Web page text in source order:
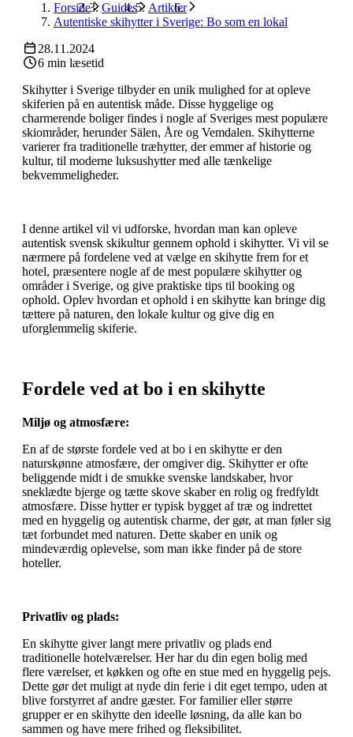
Forside Guides
Artikler
Autentiske skihytter i Sverige: Bo som en lokal
28.11.2024
6 min læsetid
Skihytter i Sverige tilbyder en unik mulighed for at opleve
skiferien på en autentisk måde. Disse hyggelige og
charmerende boliger findes i nogle af Sveriges mest populære
skiområder, herunder Sälen, Åre og Vemdalen. Skihytterne
varierer fra traditionelle træhytter, der emmer af historie og
kultur, til moderne luksushytter med alle tænkelige
bekvemmeligheder.
I denne artikel vil vi udforske, hvordan man kan opleve
autentisk svensk skikultur gennem ophold i skihytter. Vi vil se
nærmere på fordelene ved at vælge en skihytte frem for et
hotel, præsentere nogle af de mest populære skihytter og
områder i Sverige, og give praktiske tips til booking og
ophold. Oplev hvordan et ophold i en skihytte kan bringe dig
tættere på naturen, den lokale kultur og give dig en
uforglemmelig skiferie.
Fordele ved at bo i en skihytte
Miljø og atmosfære:
En af de største fordele ved at bo i en skihytte er den
naturskønne atmosfære, der omgiver dig. Skihytter er ofte
beliggende midt i de smukke svenske landskaber, hvor
sneklædte bjerge og tætte skove skaber en rolig og fredfyldt
atmosfære. Disse hytter er typisk bygget af træ og indrettet
med en hyggelig og autentisk charme, der gør, at man føler sig
tæt forbundet med naturen. Dette skaber en unik og
mindeværdig oplevelse, som man ikke finder på de store
hoteller.
Privatliv og plads:
En skihytte giver langt mere privatliv og plads end
traditionelle hotelværelser. Her har du din egen bolig med
flere værelser, et køkken og ofte en stue med en hyggelig pejs.
Dette gør det muligt at nyde din ferie i dit eget tempo, uden at
blive forstyrret af andre gæster. For familier eller større
grupper er en skihytte den ideelle løsning, da alle kan bo
sammen og have mere frihed og fleksibilitet.